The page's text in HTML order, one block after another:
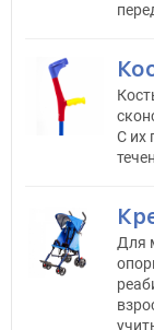
С их
Для